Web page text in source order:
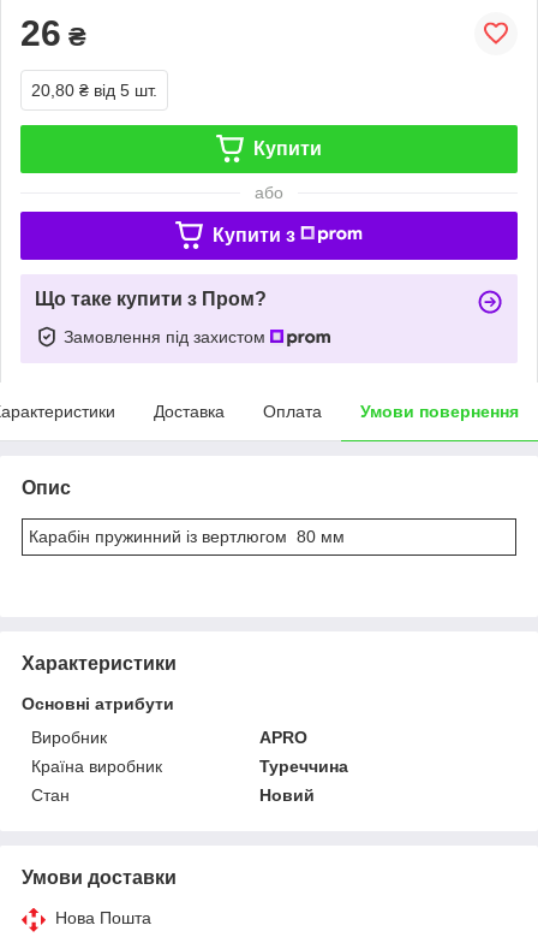
26 ₴
20,80 ₴ від 5 шт.
Купити
або
Купити з
Що таке купити з Пром?
Замовлення під захистом
Доставка Оплата Умови повернення
Опис
Карабін пружинний із вертлюгом 80 мм
Характеристики
Основні атрибути
Виробник
APRO
Країна виробник
Туреччина
Стан
Новий
Умови доставки
Нова Пошта